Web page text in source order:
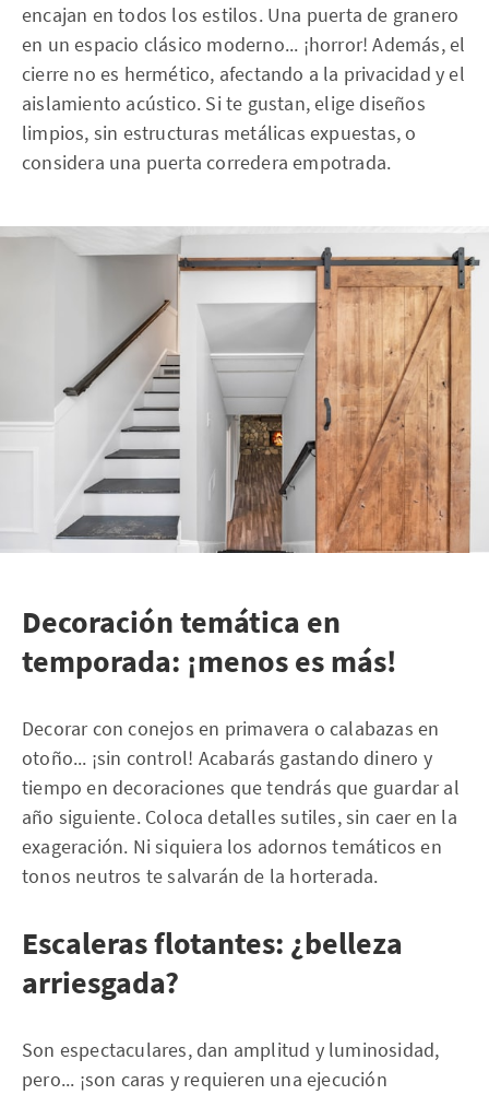
encajan en todos los estilos. Una puerta de granero
en un espacio clásico moderno... ¡horror! Además, el
cierre no es hermético, afectando a la privacidad y el
aislamiento acústico. Si te gustan, elige diseños
limpios, sin estructuras metálicas expuestas, o
considera una puerta corredera empotrada.
Decoración temática en
temporada: ¡menos es más!
Decorar con conejos en primavera o calabazas en
otoño... ¡sin control! Acabarás gastando dinero y
tiempo en decoraciones que tendrás que guardar al
año siguiente. Coloca detalles sutiles, sin caer en la
exageración. Ni siquiera los adornos temáticos en
tonos neutros te salvarán de la horterada.
Escaleras flotantes: ¿belleza
arriesgada?
Son espectaculares, dan amplitud y luminosidad,
pero... ¡son caras y requieren una ejecución